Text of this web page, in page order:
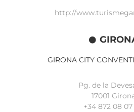
http://
GIRONA CITY
Pg. de la
17001
+34 872 08